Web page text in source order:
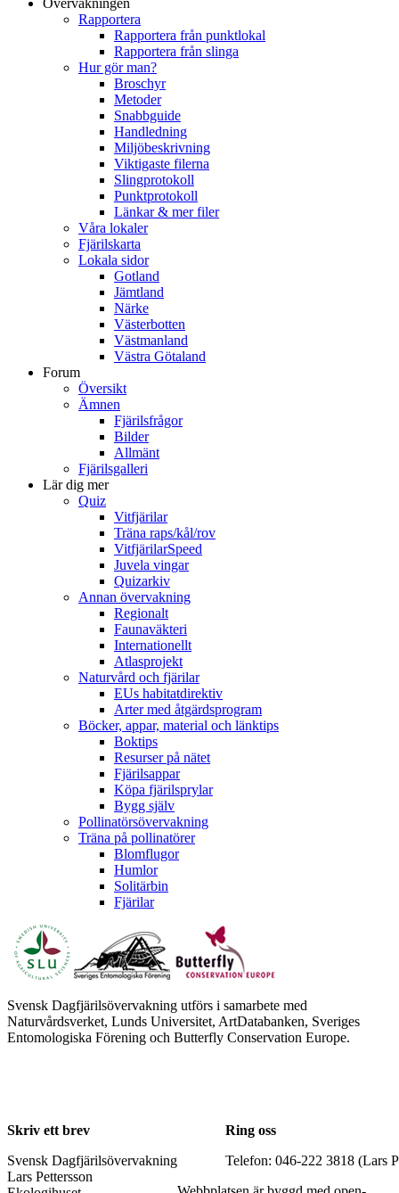
Rapportera
Rapportera från punktlokal
Rapportera från slinga
Hur gör man?
Broschyr
Metoder
Snabbguide
Handledning
Miljöbeskrivning
Viktigaste filerna
Slingprotokoll
Punktprotokoll
Länkar & mer filer
Våra lokaler
Fjärilskarta
Lokala sidor
Gotland
Jämtland
Närke
Västerbotten
Västmanland
Västra Götaland
Forum
Översikt
Ämnen
Fjärilsfrågor
Bilder
Allmänt
Fjärilsgalleri
Lär dig mer
Quiz
Vitfjärilar
Träna raps/kål/rov
VitfjärilarSpeed
Juvela vingar
Quizarkiv
Annan övervakning
Regionalt
Faunaväkteri
Internationellt
Atlasprojekt
Naturvård och fjärilar
EUs habitatdirektiv
Arter med åtgärdsprogram
Böcker, appar, material och länktips
Boktips
Resurser på nätet
Fjärilsappar
Köpa fjärilsprylar
Bygg själv
Pollinatörsövervakning
Träna på pollinatörer
Blomflugor
Humlor
Solitärbin
Fjärilar
Svensk Dagfjärilsövervakning utförs i samarbete med
Naturvårdsverket, Lunds Universitet, ArtDatabanken, Sveriges
Entomologiska Förening och Butterfly Conservation Europe.
Skriv ett brev
Svensk Dagfjärilsövervakning
Lars Pettersson
Ring oss
Telefon: 046-222 3818 (Lars